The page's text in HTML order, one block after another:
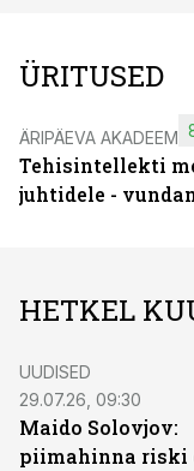
ÜRITUSED
ÄRIPÄEVA AKADEEMIA
Tehisintellekti
juhtidele -
HETKEL
UUDISED
29.07.26, 09:30
Maido Solovjov:
piimahinna riski